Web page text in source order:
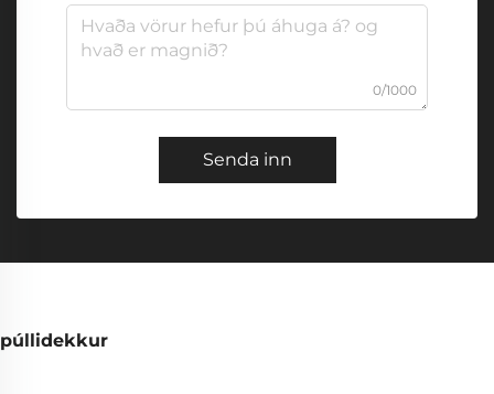
0/1000
Senda inn
púllidekkur